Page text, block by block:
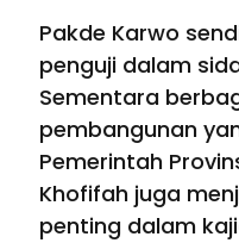
Pakde Karwo
penguji dalam
Sementara
pembangunan
Pemerintah
Khofifah juga
penting dalam